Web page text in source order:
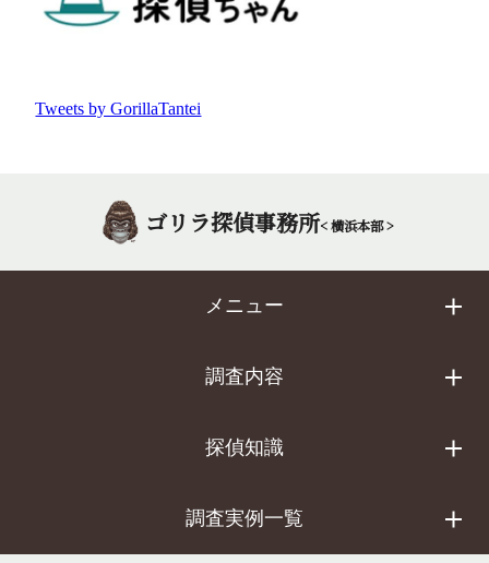
Tweets by GorillaTantei
ゴリラ探偵事務所< 横浜本部 >
メニュー
調査内容
探偵知識
調査実例一覧